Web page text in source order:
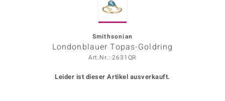
Smithsonian
Londonblauer Topas-Goldring
Art.Nr.: 2631QR
Leider ist dieser Artikel ausverkauft.